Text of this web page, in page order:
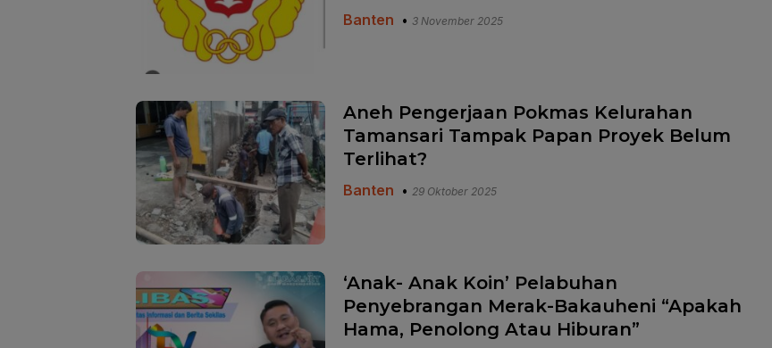
Banten • 3 November 2025
Aneh Pengerjaan Pokmas Kelurahan
Tamansari Tampak Papan Proyek Belum
Terlihat?
Banten • 29 Oktober 2025
‘Anak- Anak Koin’ Pelabuhan
Penyebrangan Merak-Bakauheni “Apakah
Hama, Penolong Atau Hiburan”